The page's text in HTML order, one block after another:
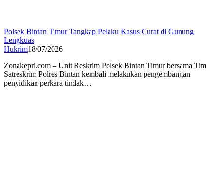
Polsek Bintan Timur Tangkap Pelaku Kasus Curat di Gunung
Lengkuas
Hukrim18/07/2026
Zonakepri.com – Unit Reskrim Polsek Bintan Timur bersama Tim
Satreskrim Polres Bintan kembali melakukan pengembangan
penyidikan perkara tindak…